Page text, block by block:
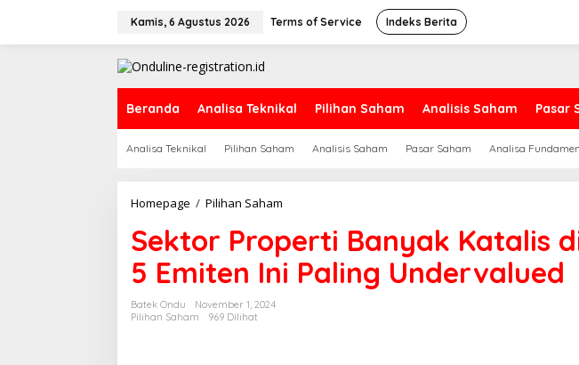
Kamis, 6 Agustus 2026 Terms of Service Indeks Berita
Beranda Analisa Teknikal Pilihan Saham Analisis Saham Pasar
Analisa Teknikal Pilihan Saham Analisis Saham Pasar Saham Analisa
Homepage / Pilihan Saham
Banyak
Katalis
di
Akhir
Sektor Properti Banyak Katalis
5 Emiten Ini Paling Undervalued
Batek Ondu
November 1, 2024
Pilihan Saham
969 Dilihat